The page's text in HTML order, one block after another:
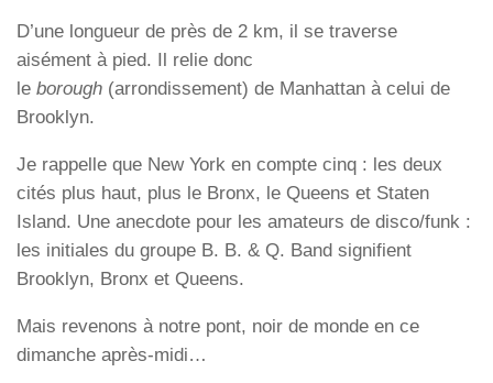
D’une longueur de près de 2 km, il se traverse
aisément à pied. Il relie donc
le borough (arrondissement) de Manhattan à celui de
Brooklyn.
Je rappelle que New York en compte cinq : les deux
cités plus haut, plus le Bronx, le Queens et Staten
Island. Une anecdote pour les amateurs de disco/funk :
les initiales du groupe B. B. & Q. Band signifient
Brooklyn, Bronx et Queens.
Mais revenons à notre pont, noir de monde en ce
dimanche après-midi…